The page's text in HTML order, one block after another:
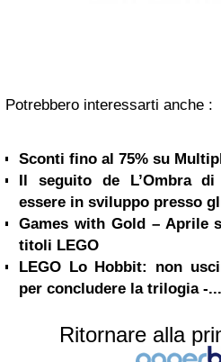
Potrebbero interessarti anche :
Sconti fino al 75% su
Il seguito de L’Ombra
essere in sviluppo presso
Games with Gold – Aprile
titoli LEGO
LEGO Lo Hobbit: non
per concludere la trilogia -...
Ritornare alla